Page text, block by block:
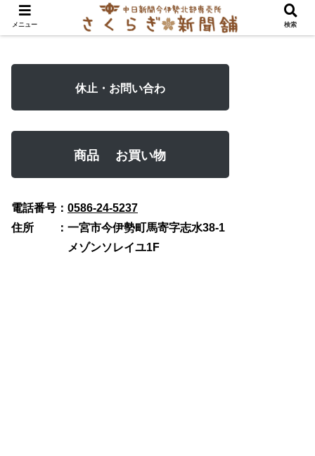
休止・お問い合わ
商品 お買い物
電話番号： 0586-24-5237
住所 ：一宮市今伊勢町馬寄字志水38-1
メゾンソレイユ1F
メニュー 検索